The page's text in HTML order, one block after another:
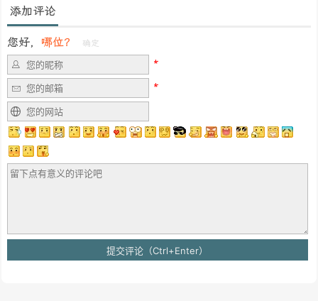
添加评论
您好， 哪位？ 确定